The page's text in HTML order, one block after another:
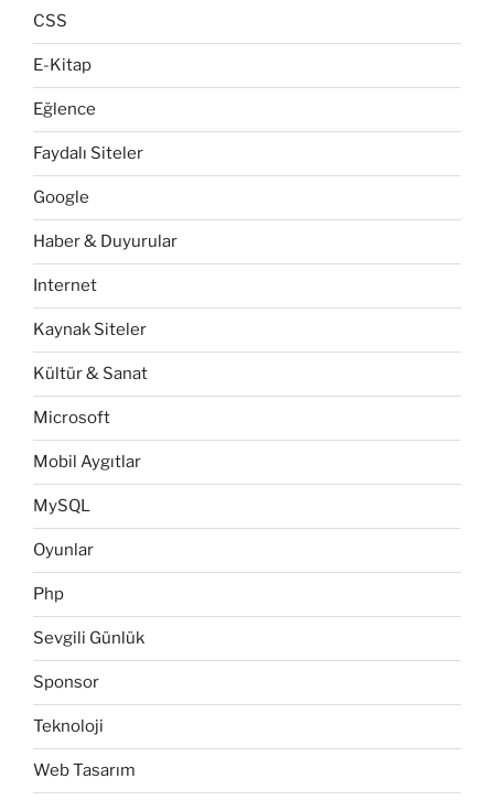
CSS
E-Kitap
Eğlence
Faydalı Siteler
Google
Haber & Duyurular
Internet
Kaynak Siteler
Kültür & Sanat
Microsoft
Mobil Aygıtlar
MySQL
Oyunlar
Php
Sevgili Günlük
Sponsor
Teknoloji
Web Tasarım